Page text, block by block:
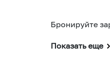
Бронируйте
Показать еще